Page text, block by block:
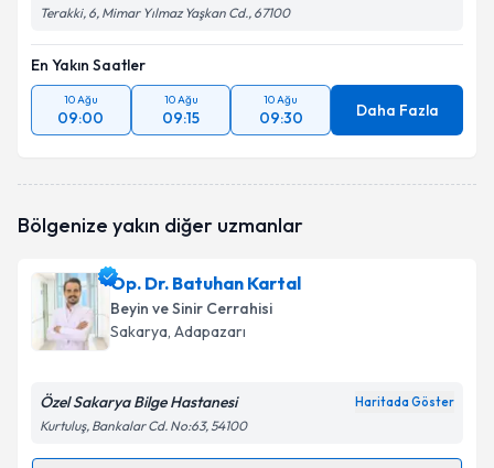
Terakki, 6, Mimar Yılmaz Yaşkan Cd., 67100
En Yakın Saatler
10 Ağu
09:00
10 Ağu
09:15
10 Ağu
09:30 Daha Fazla
Bölgenize yakın diğer uzmanlar
Op. Dr. Batuhan Kartal
Beyin ve Sinir Cerrahisi
Sakarya, Adapazarı
Özel Sakarya Bilge Hastanesi Haritada Göster
Kurtuluş, Bankalar Cd. No:63, 54100